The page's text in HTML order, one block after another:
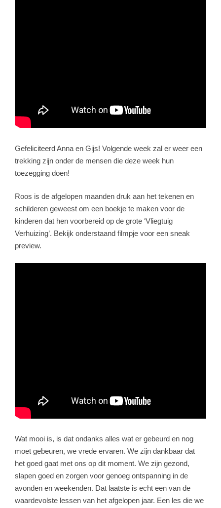
Gefeliciteerd Anna en Gijs! Volgende week zal er weer een
trekking zijn onder de mensen die deze week hun
toezegging doen!
Roos is de afgelopen maanden druk aan het tekenen en
schilderen geweest om een boekje te maken voor de
kinderen dat hen voorbereid op de grote ‘Vliegtuig
Verhuizing’. Bekijk onderstaand filmpje voor een sneak
preview.
Wat mooi is, is dat ondanks alles wat er gebeurd en nog
moet gebeuren, we vrede ervaren. We zijn dankbaar dat
het goed gaat met ons op dit moment. We zijn gezond,
slapen goed en zorgen voor genoeg ontspanning in de
avonden en weekenden. Dat laatste is echt een van de
waardevolste lessen van het afgelopen jaar. Een les die we